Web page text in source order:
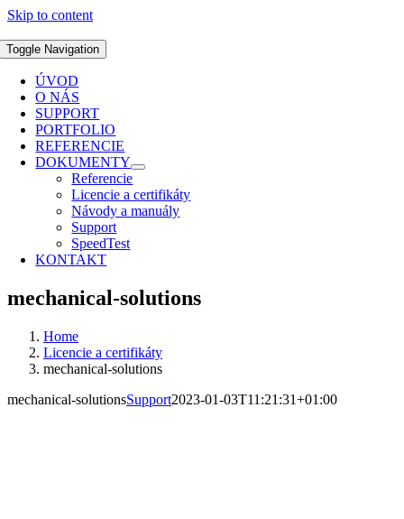
Skip to content
Toggle Navigation
ÚVOD
O NÁS
SUPPORT
PORTFOLIO
REFERENCIE
DOKUMENTY
Referencie
Licencie a certifikáty
Návody a manuály
Support
SpeedTest
KONTAKT
mechanical-solutions
Home
Licencie a certifikáty
mechanical-solutions
mechanical-solutionsSupport2023-01-03T11:21:31+01:00